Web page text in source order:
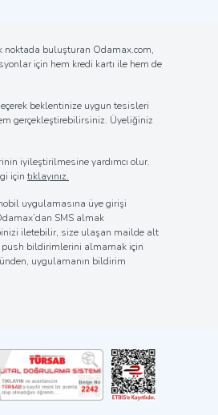
noktada buluşturan Odamax.com,
için hem kredi kartı ile hem de
beklentinize uygun tesisleri
gerçekleştirebilirsiniz. Üyeliğiniz
iyileştirilmesine yardımcı olur.
için tıklayınız.
uygulamasına üye girişi
SMS almak
iletebilir, size ulaşan mailde alt
push bildirimlerini almamak için
uygulamanın bildirim